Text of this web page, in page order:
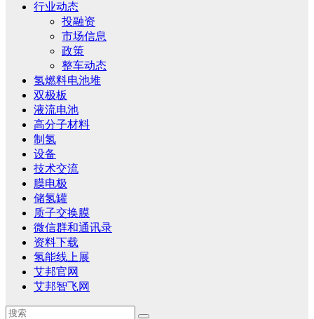
行业动态
投融资
市场信息
政策
整车动态
氢燃料电池堆
双极板
液流电池
高分子材料
制氢
设备
技术交流
膜电极
储氢罐
质子交换膜
微信群和通讯录
资料下载
氢能线上展
艾邦官网
艾邦智飞网